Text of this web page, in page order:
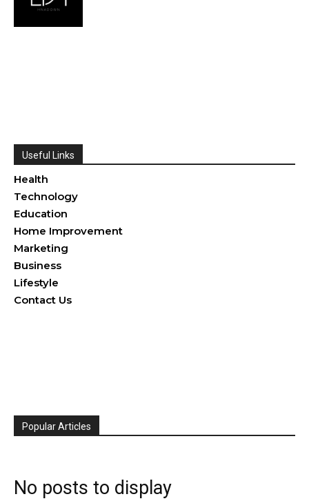
Useful Links
Health
Technology
Education
Home Improvement
Marketing
Business
Lifestyle
Contact Us
Popular Articles
No posts to display